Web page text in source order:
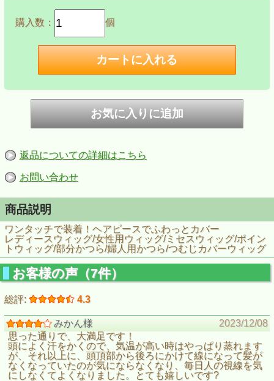
購入数： 個
返品についての詳細はこちら
お問い合わせ
商品説明
ワンタッチで装着！ヘアピースでふわっとカバー
レディースウィッグ/女性用ウィッグ/ミセスウィッグ/ポイン
トウィッグ/部分かつら/婦人用かつら/つむじカバーウィッグ
お客様の声（7件）
総評: 4.3
みかん様
2023/12/08
思った通りで、大満足です！
頭によく汗をかくので、気温が高い時はやっぱり蒸れます
が、それ以上に、頭頂部から後ろにかけて線になって髪が
なくなっていたのが気にならなくなり、毎日人の視線を気
にしなくてよくなりました。とても嬉しいです?